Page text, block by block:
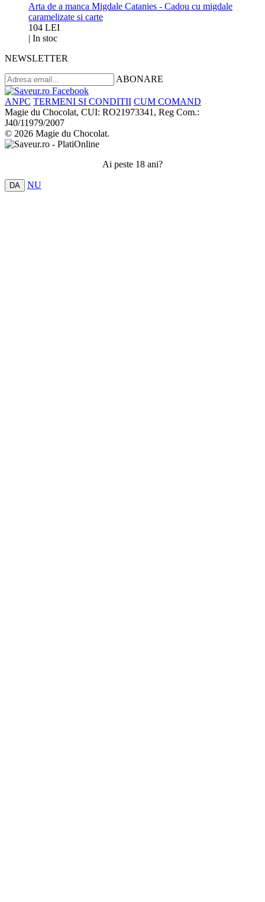
Arta de a manca Migdale Catanies - Cadou cu migdale
caramelizate si carte
104 LEI
| In stoc
NEWSLETTER
ABONARE
ANPC TERMENI SI CONDITII CUM COMAND
Magie du Chocolat, CUI: RO21973341, Reg Com.:
J40/11979/2007
© 2026 Magie du Chocolat.
Ai peste 18 ani?
DA NU